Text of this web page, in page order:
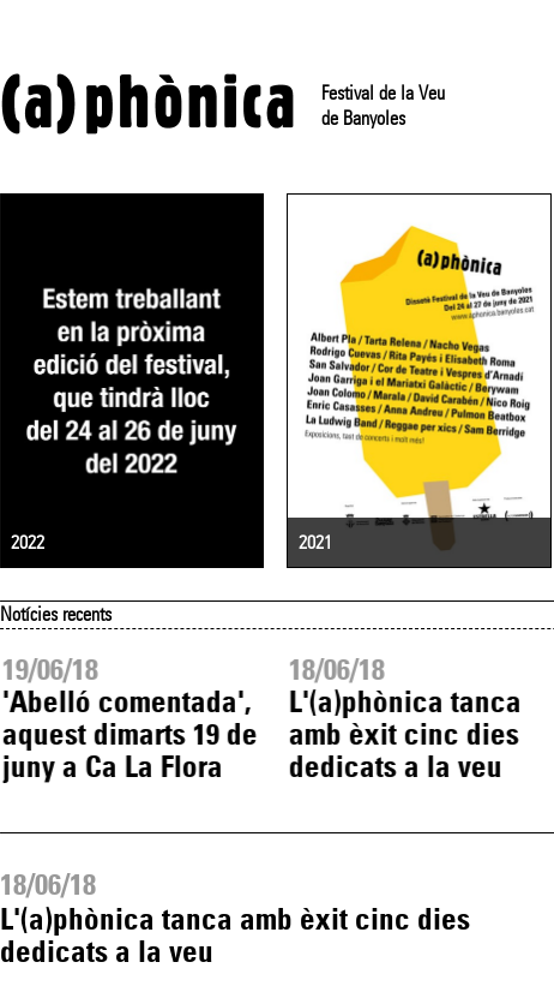
Festival de la Veu
de Banyoles
2022 2021
Notícies recents
19/06/18
'Abelló comentada',
aquest dimarts 19 de
juny a Ca La Flora
18/06/18
L'(a)phònica tanca
amb èxit cinc dies
dedicats a la veu
18/06/18
L'(a)phònica tanca amb èxit cinc dies
dedicats a la veu